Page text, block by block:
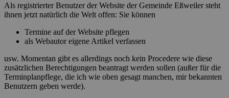
Als registrierter Benutzer der Website der Gemeinde Eßweiler steht
ihnen jetzt natürlich die Welt offen: Sie können
Termine auf der Website pflegen
als Webautor eigene Artikel verfassen
usw. Momentan gibt es allerdings noch kein Procedere wie diese
zusätzlichen Berechtigungen beantragt werden sollen (außer für die
Terminplanpflege, die ich wie oben gesagt manchen, mir bekannten
Benutzern geben werde).